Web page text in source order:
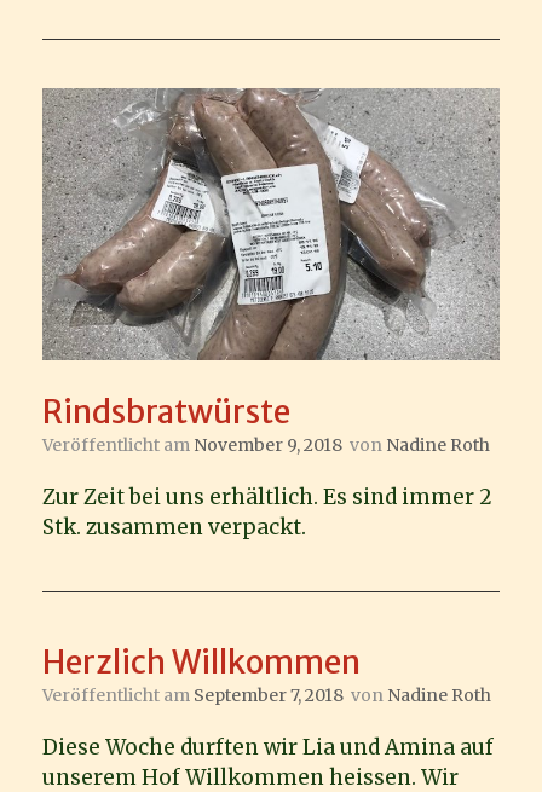
Rindsbratwürste
Veröffentlicht am November 9, 2018 von Nadine Roth
Zur Zeit bei uns erhältlich. Es sind immer 2
Stk. zusammen verpackt.
Herzlich Willkommen
Veröffentlicht am September 7, 2018 von Nadine Roth
Diese Woche durften wir Lia und Amina auf
unserem Hof Willkommen heissen. Wir